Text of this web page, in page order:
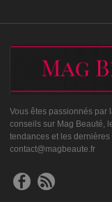
Vous êtes passionnés par
conseils sur Mag Beauté,
tendances et les
contact@magbeaute.fr